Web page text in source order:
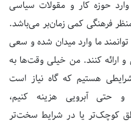
وارد حوزه کار و مقولات سیاسی
فرهنگی کمی زمان‌بر می‌باشد.
ما وارد میدان شده و سعی
و ارائه کنند. من خیلی وقت‌ها به
هستیم که گاه نیاز است
حتی آبرویی هزینه کنیم،
کوچک‌تر یا در شرایط سخت‌تر